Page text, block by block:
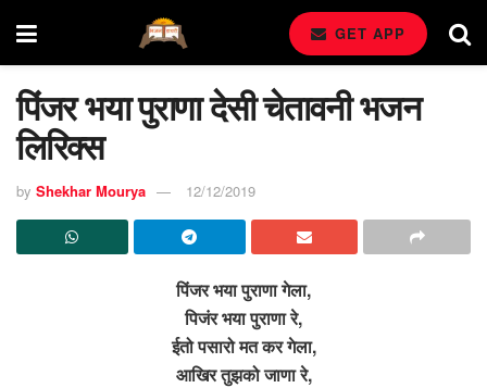
GET APP
पिंजर भया पुराणा देसी चेतावनी भजन
लिरिक्स
by Shekhar Mourya 12/12/2019
पिंजर भया पुराणा गेला,
पिजंर भया पुराणा रे,
ईतो पसारो मत कर गेला,
आखिर तुझको जाणा रे,